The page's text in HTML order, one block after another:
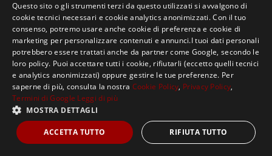
Copyright ©2021, MASTERX Tutti i diritti riservati.
Questo sito o gli strumenti terzi da questo utilizzati si avvalgono di
cookie tecnici necessari e cookie analytics anonimizzati. Con il tuo
consenso, potremo usare anche cookie di preferenza e cookie di
marketing per personalizzare contenuti e annunci.I tuoi dati personali
potrebbero essere trattati anche da partner come Google, secondo le
loro policy. Puoi accettare tutti i cookie, rifiutarli (eccetto quelli tecnici
e analytics anonimizzati) oppure gestire le tue preferenze. Per
saperne di più, consulta la nostra Cookie Policy, Privacy Policy,
Termini di Google Leggi di più
MOSTRA DETTAGLI
ACCETTA TUTTO RIFIUTA TUTTO